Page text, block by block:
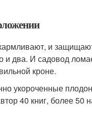
и
и два. И садовод
кроне.
укороченные
40 книг, более 50